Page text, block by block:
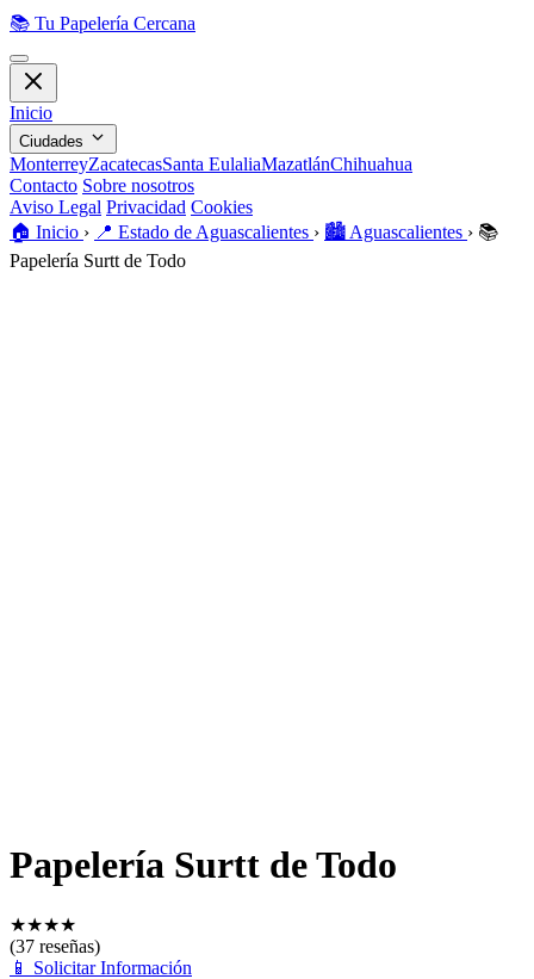
📚 Tu Papelería Cercana
Inicio
Ciudades
MonterreyZacatecasSanta EulaliaMazatlánChihuahua
Contacto Sobre nosotros
Aviso Legal Privacidad Cookies
🏠️ Inicio › 📍 Estado de Aguascalientes › 🏙️ Aguascalientes › 📚
Papelería Surtt de Todo
Papelería Surtt de Todo
★★★★
(37 reseñas)
📱
Solicitar Información